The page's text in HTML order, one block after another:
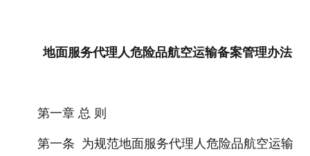
地面服务代理人危险品航空运输备案管理办法
第一章 总 则
第一条 为规范地面服务代理人危险品航空运输